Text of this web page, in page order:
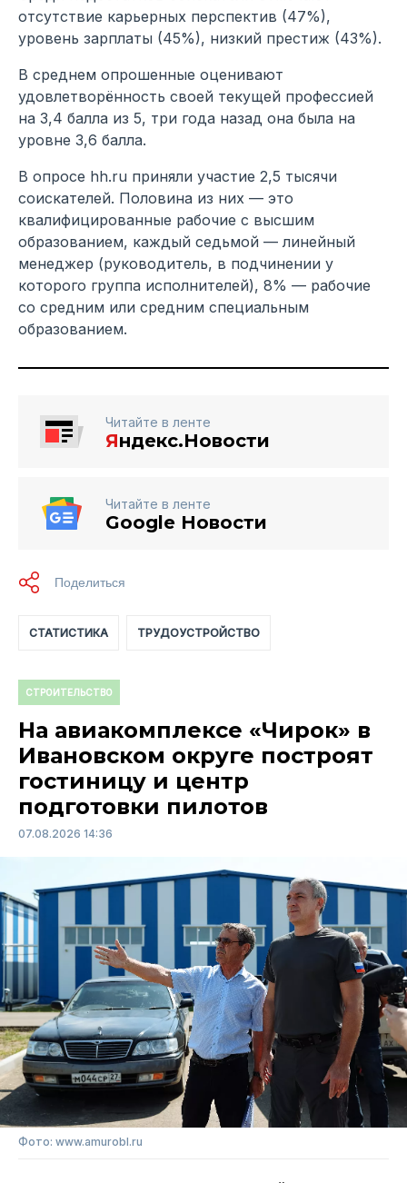
отсутствие карьерных перспектив (47%),
уровень зарплаты (45%), низкий престиж (43%).
В среднем опрошенные оценивают
удовлетворённость своей текущей профессией
на 3,4 балла из 5, три года назад она была на
уровне 3,6 балла.
В опросе hh.ru приняли участие 2,5 тысячи
соискателей. Половина из них — это
квалифицированные рабочие с высшим
образованием, каждый седьмой — линейный
менеджер (руководитель, в подчинении у
которого группа исполнителей), 8% — рабочие
со средним или средним специальным
образованием.
Читайте в ленте
Яндекс.Новости
Читайте в ленте
Google Новости
СТАТИСТИКА ТРУДОУСТРОЙСТВО
СТРОИТЕЛЬСТВО
На авиакомплексе «Чирок» в
Ивановском округе построят
гостиницу и центр
подготовки пилотов
07.08.2026 14:36
Фото: www.amurobl.ru